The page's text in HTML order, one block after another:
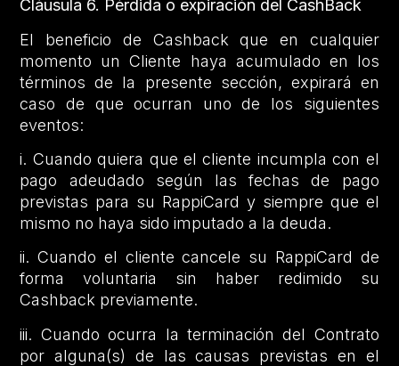
Cláusula 6. Pérdida o expiración del CashBack
El beneficio de Cashback que en cualquier
momento un Cliente haya acumulado en los
términos de la presente sección, expirará en
caso de que ocurran uno de los siguientes
eventos:
i. Cuando quiera que el cliente incumpla con el
pago adeudado según las fechas de pago
previstas para su RappiCard y siempre que el
mismo no haya sido imputado a la deuda.
ii. Cuando el cliente cancele su RappiCard de
forma voluntaria sin haber redimido su
Cashback previamente.
iii. Cuando ocurra la terminación del Contrato
por alguna(s) de las causas previstas en el